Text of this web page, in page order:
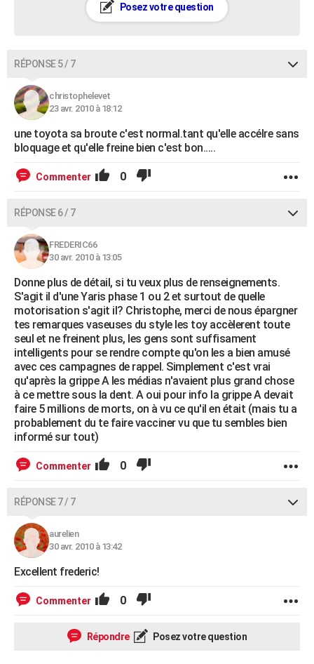
Posez votre question
RÉPONSE 5 / 7
christophelevet
23 avr. 2010 à 18:12
une toyota sa broute c'est normal.tant qu'elle accélre sans
bloquage et qu'elle freine bien c'est bon.....
Commenter 0
RÉPONSE 6 / 7
FREDERIC66
30 avr. 2010 à 13:05
Donne plus de détail, si tu veux plus de renseignements.
S'agit il d'une Yaris phase 1 ou 2 et surtout de quelle
motorisation s'agit il? Christophe, merci de nous épargner
tes remarques vaseuses du style les toy accèlerent toute
seul et ne freinent plus, les gens sont suffisament
intelligents pour se rendre compte qu'on les a bien amusé
avec ces campagnes de rappel. Simplement c'est vrai
qu'après la grippe A les médias n'avaient plus grand chose
à ce mettre sous la dent. A oui pour info la grippe A devait
faire 5 millions de morts, on à vu ce qu'il en était (mais tu a
probablement du te faire vacciner vu que tu sembles bien
informé sur tout)
Commenter 0
RÉPONSE 7 / 7
aurelien
30 avr. 2010 à 13:42
Excellent frederic!
Commenter 0
Répondre Posez votre question